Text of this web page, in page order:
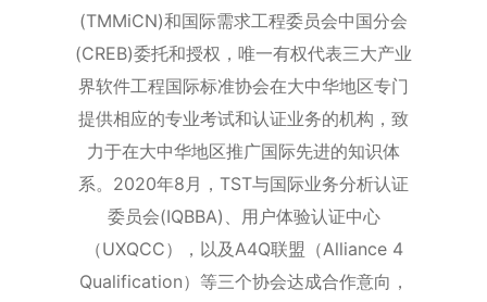
(TMMiCN)和国际需求工程委员会中国分会
(CREB)委托和授权，唯一有权代表三大产业
界软件工程国际标准协会在大中华地区专门
提供相应的专业考试和认证业务的机构，致
力于在大中华地区推广国际先进的知识体
系。2020年8月，TST与国际业务分析认证
委员会(IQBBA)、用户体验认证中心
（UXQCC），以及A4Q联盟（Alliance 4
Qualification）等三个协会达成合作意向，